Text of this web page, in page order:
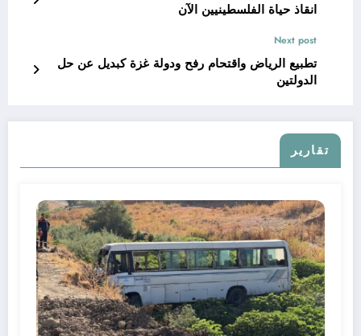
انقاذ حياة الفلسطينيين الآن
Next post
تطبيع الرياض واقتحام رفح ودولة غزة كبديل عن حل
الدولتين
تقارير